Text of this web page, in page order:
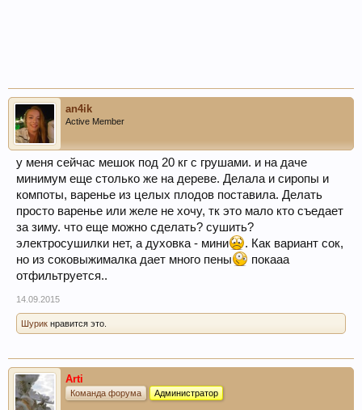
an4ik
Active Member
у меня сейчас мешок под 20 кг с грушами. и на даче
минимум еще столько же на дереве. Делала и сиропы и
компоты, варенье из целых плодов поставила. Делать
просто варенье или желе не хочу, тк это мало кто съедает
за зиму. что еще можно сделать? сушить?
электросушилки нет, а духовка - мини
. Как вариант сок,
но из соковыжималка дает много пены
покааа
отфильтруется..
14.09.2015
Шурик нравится это.
Arti
Команда форума Администратор